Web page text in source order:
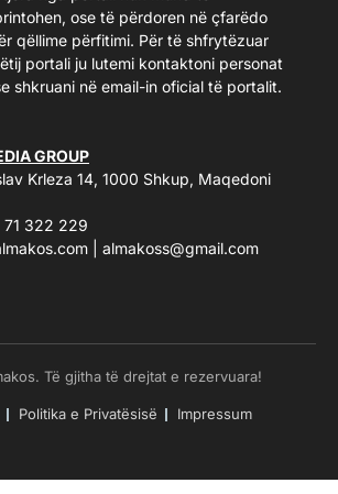
ose të përdoren në çfarëdo
qëllime përfitimi. Për të shfrytëzuar
portali ju lutemi kontaktoni personat
shkruani në email-in oficial të portalit.
GROUP
Krleza 14, 1000 Shkup, Maqedoni
322 229
almakoss@gmail.com
Të gjitha të drejtat e rezervuara!
Politika e Privatësisë Impressum